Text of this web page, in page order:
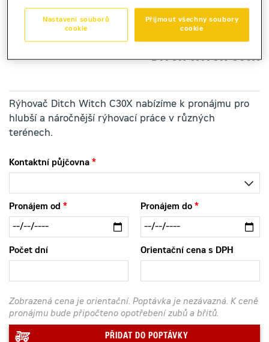
rýhovač
DITCH WITCH C30X
Rýhovač Ditch Witch C30X nabízíme k pronájmu pro
hlubší a náročnější rýhovací práce v různých
terénech.
Kontaktní půjčovna
Pronájem od Pronájem do
Počet dní Orientační cena s DPH
Zobrazená cena je orientační. Poptávka je nezávazná. K ceně
pronájmu bude připočteno opotřebení zubů a břitů.
PŘIDAT DO POPTÁVKY
Přijmout všechny soubory
cookie
Nastavení souborů
cookie